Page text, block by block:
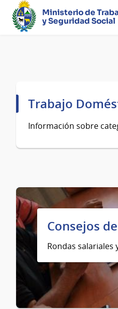
Ministerio de
y Seguridad Social
principal
Trabajo
Información sobre
Consejos
Rondas salariales